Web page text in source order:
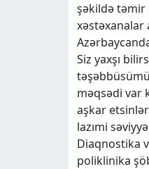
şəkildə təmir
xəstəxanalar
Siz yaxşı
məqsədi var
aşkar
lazımi
Diaqnostika
poliklinika